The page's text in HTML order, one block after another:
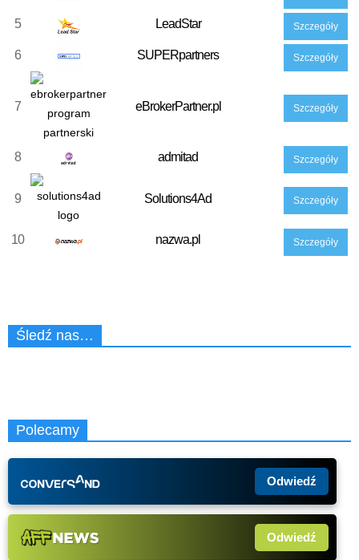
5 LeadStar Szczegóły
6 SUPERpartners Szczegóły
7 eBrokerPartner.pl Szczegóły
8 admitad Szczegóły
9 Solutions4Ad Szczegóły
10 nazwa.pl Szczegóły
Śledź nas…
Polecamy
Odwiedź
Odwiedź